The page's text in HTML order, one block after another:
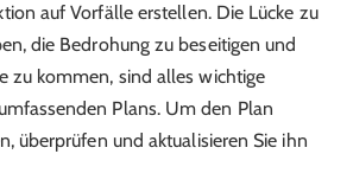
auf Vorfälle erstellen. Die Lücke zu
die Bedrohung zu beseitigen und
zu kommen, sind alles wichtige
Plans. Um den Plan
überprüfen und aktualisieren Sie ihn